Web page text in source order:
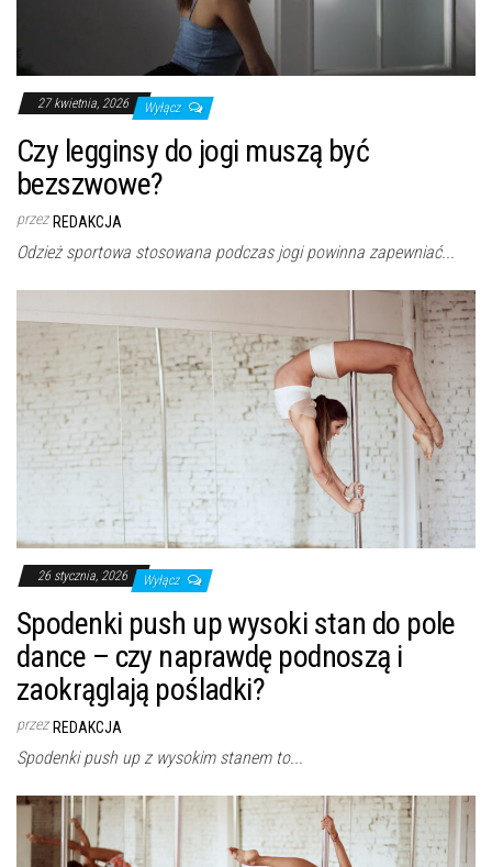
27 kwietnia, 2026 Wyłącz
Czy legginsy do jogi muszą być
bezszwowe?
przez REDAKCJA
Odzież sportowa stosowana podczas jogi powinna zapewniać...
26 stycznia, 2026 Wyłącz
Spodenki push up wysoki stan do pole
dance – czy naprawdę podnoszą i
zaokrąglają pośladki?
przez REDAKCJA
Spodenki push up z wysokim stanem to...